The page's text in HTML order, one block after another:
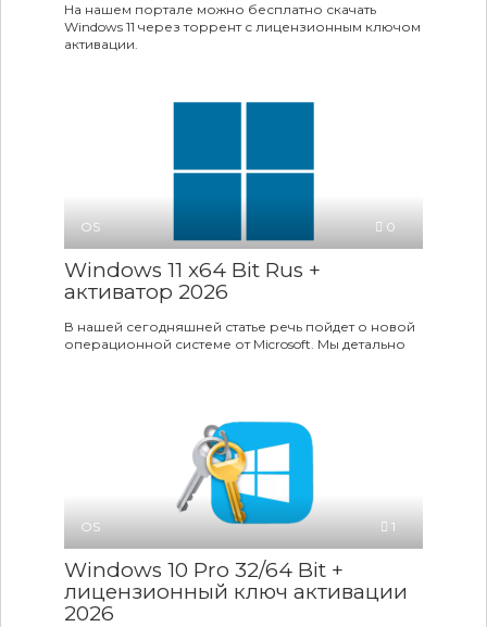
На нашем портале можно бесплатно скачать
Windows 11 через торрент с лицензионным ключом
активации.
OS 0
Windows 11 x64 Bit Rus +
активатор 2026
В нашей сегодняшней статье речь пойдет о новой
операционной системе от Microsoft. Мы детально
OS 1
Windows 10 Pro 32/64 Bit +
лицензионный ключ активации
2026